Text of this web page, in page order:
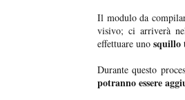
Il modulo da
visivo; ci arriverà
effettuare uno squillo
Durante questo
potranno essere